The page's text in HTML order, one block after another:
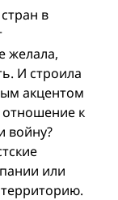
в
желала,
И строила
акцентом
отношение к
вой­ну?
или